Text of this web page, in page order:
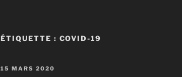
ÉTIQUETTE : COVID-19
PUBLIÉ
15 MARS 2020